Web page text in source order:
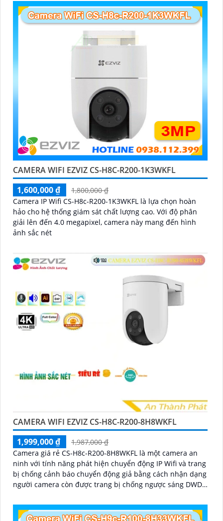
CAMERA WIFI EZVIZ CS-H8C-R200-1K3WKFL
1,600,000 ₫
1,800,000 ₫
Camera IP Wifi CS-H8c-R200-1K3WKFL là lựa chọn hoàn
hảo cho hệ thống giám sát chất lượng cao. Với độ phân
giải lên đến 4.0 megapixel, camera này mang đến hình
ảnh sắc nét
CAMERA WIFI EZVIZ CS-H8C-R200-8H8WKFL
1,999,000 ₫
1,987,000 ₫
Camera giá rẻ CS-H8c-R200-8H8WKFL là một camera an
ninh với tính năng phát hiện chuyển động IP Wifi và trang
bị chống cảnh báo chuyển động giả bằng cách nhận dạng
người camera còn được trang bị chống ngược sáng DWDR
thiết kế nhỏ gọn xoay 360 độ và có khe cắm thẻ nhớ Micro
SD 512GB với khả năng thu âm và phát âm thanh to rõ